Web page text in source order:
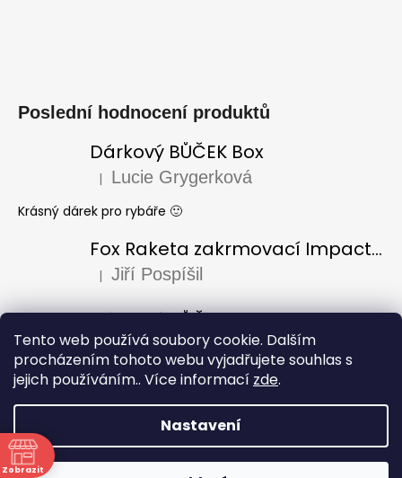
Tento web používá soubory cookie. Dalším
procházením tohoto webu vyjadřujete souhlas s
jejich používáním.. Více informací zde.
Nastavení
Poslední hodnocení produktů
Dárkový BŮČEK Box
Hodnocení produktu je 5 z 5 hvězdiček.
| Lucie Grygerková
Krásný dárek pro rybáře 🙂
Fox Raketa zakrmovací Impact Spod
Hodnocení produktu je 5 z 5 hvězdiček.
| Jiří Pospíšil
Dárkový BŮČEK Box
Hodnocení produktu je 5 z 5 hvězdiček.
| Laura Varadi
Dárek pro dědu k narozeninám, za mě úžasný i krásně
Copyright 2026Rybářství Bůček. Všechna práva
Zobrazit